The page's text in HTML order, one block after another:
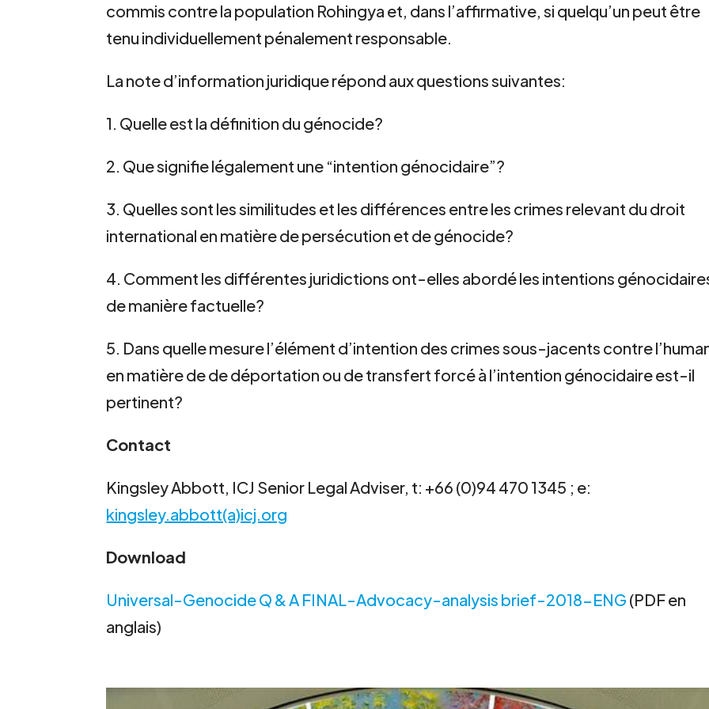
commis contre la population Rohingya et, dans l’affirmative, si quelqu’un peut être
tenu individuellement pénalement responsable.
La note d’information juridique répond aux questions suivantes:
1. Quelle est la définition du génocide?
2. Que signifie légalement une “intention génocidaire”?
3. Quelles sont les similitudes et les différences entre les crimes relevant du droit
international en matière de persécution et de génocide?
4. Comment les différentes juridictions ont-elles abordé les intentions
de manière factuelle?
5. Dans quelle mesure l’élément d’intention des crimes sous-jacents contre
en matière de de déportation ou de transfert forcé à l’intention génocidaire est-il
pertinent?
Contact
Kingsley Abbott, ICJ Senior Legal Adviser, t: +66 (0)94 470 1345 ; e:
kingsley.abbott(a)icj.org
Download
Universal-Genocide Q & A FINAL-Advocacy-analysis brief-2018-ENG (PDF en
anglais)